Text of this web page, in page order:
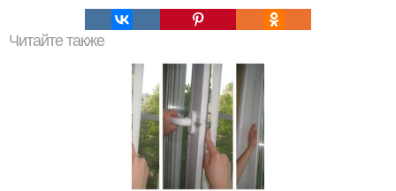
Читайте также